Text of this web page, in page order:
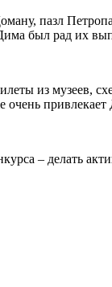
пазл
был рад их
из музеев,
очень привлекает
– делать